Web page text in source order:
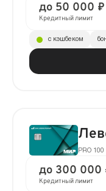
до 50 000 ₽
Кредитный лимит
с кэшбеком
PRO 100
до 300 000
Кредитный лимит